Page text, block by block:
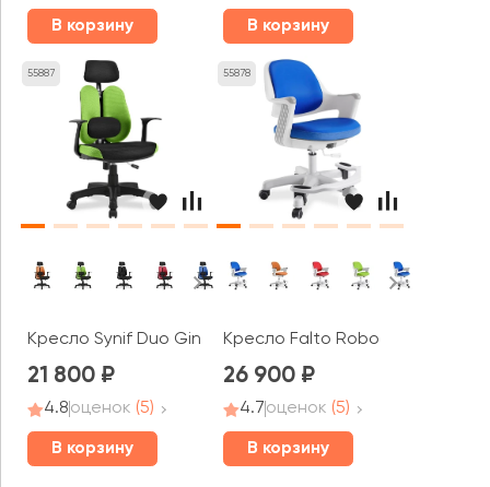
В корзину В корзину
55887
Кресло Synif Duo Gini
21 800
4.8оценок (5)
В корзину
55878
Кресло Falto Robo
26 900
4.7оценок (5)
В корзину